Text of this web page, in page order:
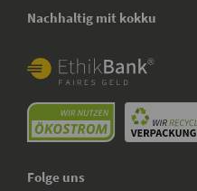
Nachhaltig mit kokku
Folge uns